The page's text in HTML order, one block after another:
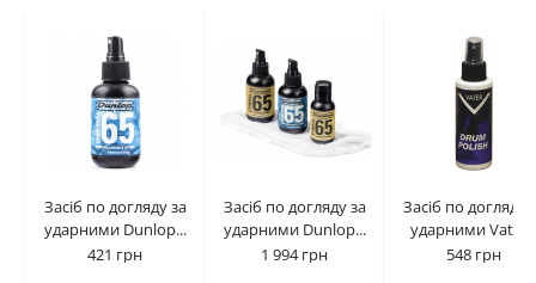
Засіб по догляду за
ударними Dunlop...
421 грн
Засіб по догляду за
ударними Dunlop...
1 994 грн
Засіб по догляду
ударними
548 грн